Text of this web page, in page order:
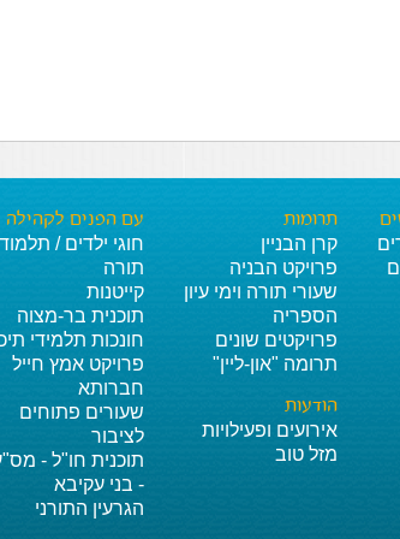
תרומות
קרן הבניין
פרויקט הבניה
שעורי תורה וימי עיון
הספריה
פרויקטים שונים
תרומה "און-ליין"
הודעות
אירועים ופעילויות
מזל טוב
עם הפנים לקהילה
חוגי ילדים / תלמוד
תורה
קייטנות
תוכנית בר-מצוה
חונכות תלמידי
פרויקט אמץ חייל
חברותא
שעורים פתוחים
לציבור
תוכנית חו"ל -
- בני עקיבא
הגרעין התורני